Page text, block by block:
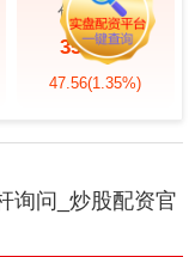
创业板指
3563.12
47.56(1.35%)
询问_炒股配资官